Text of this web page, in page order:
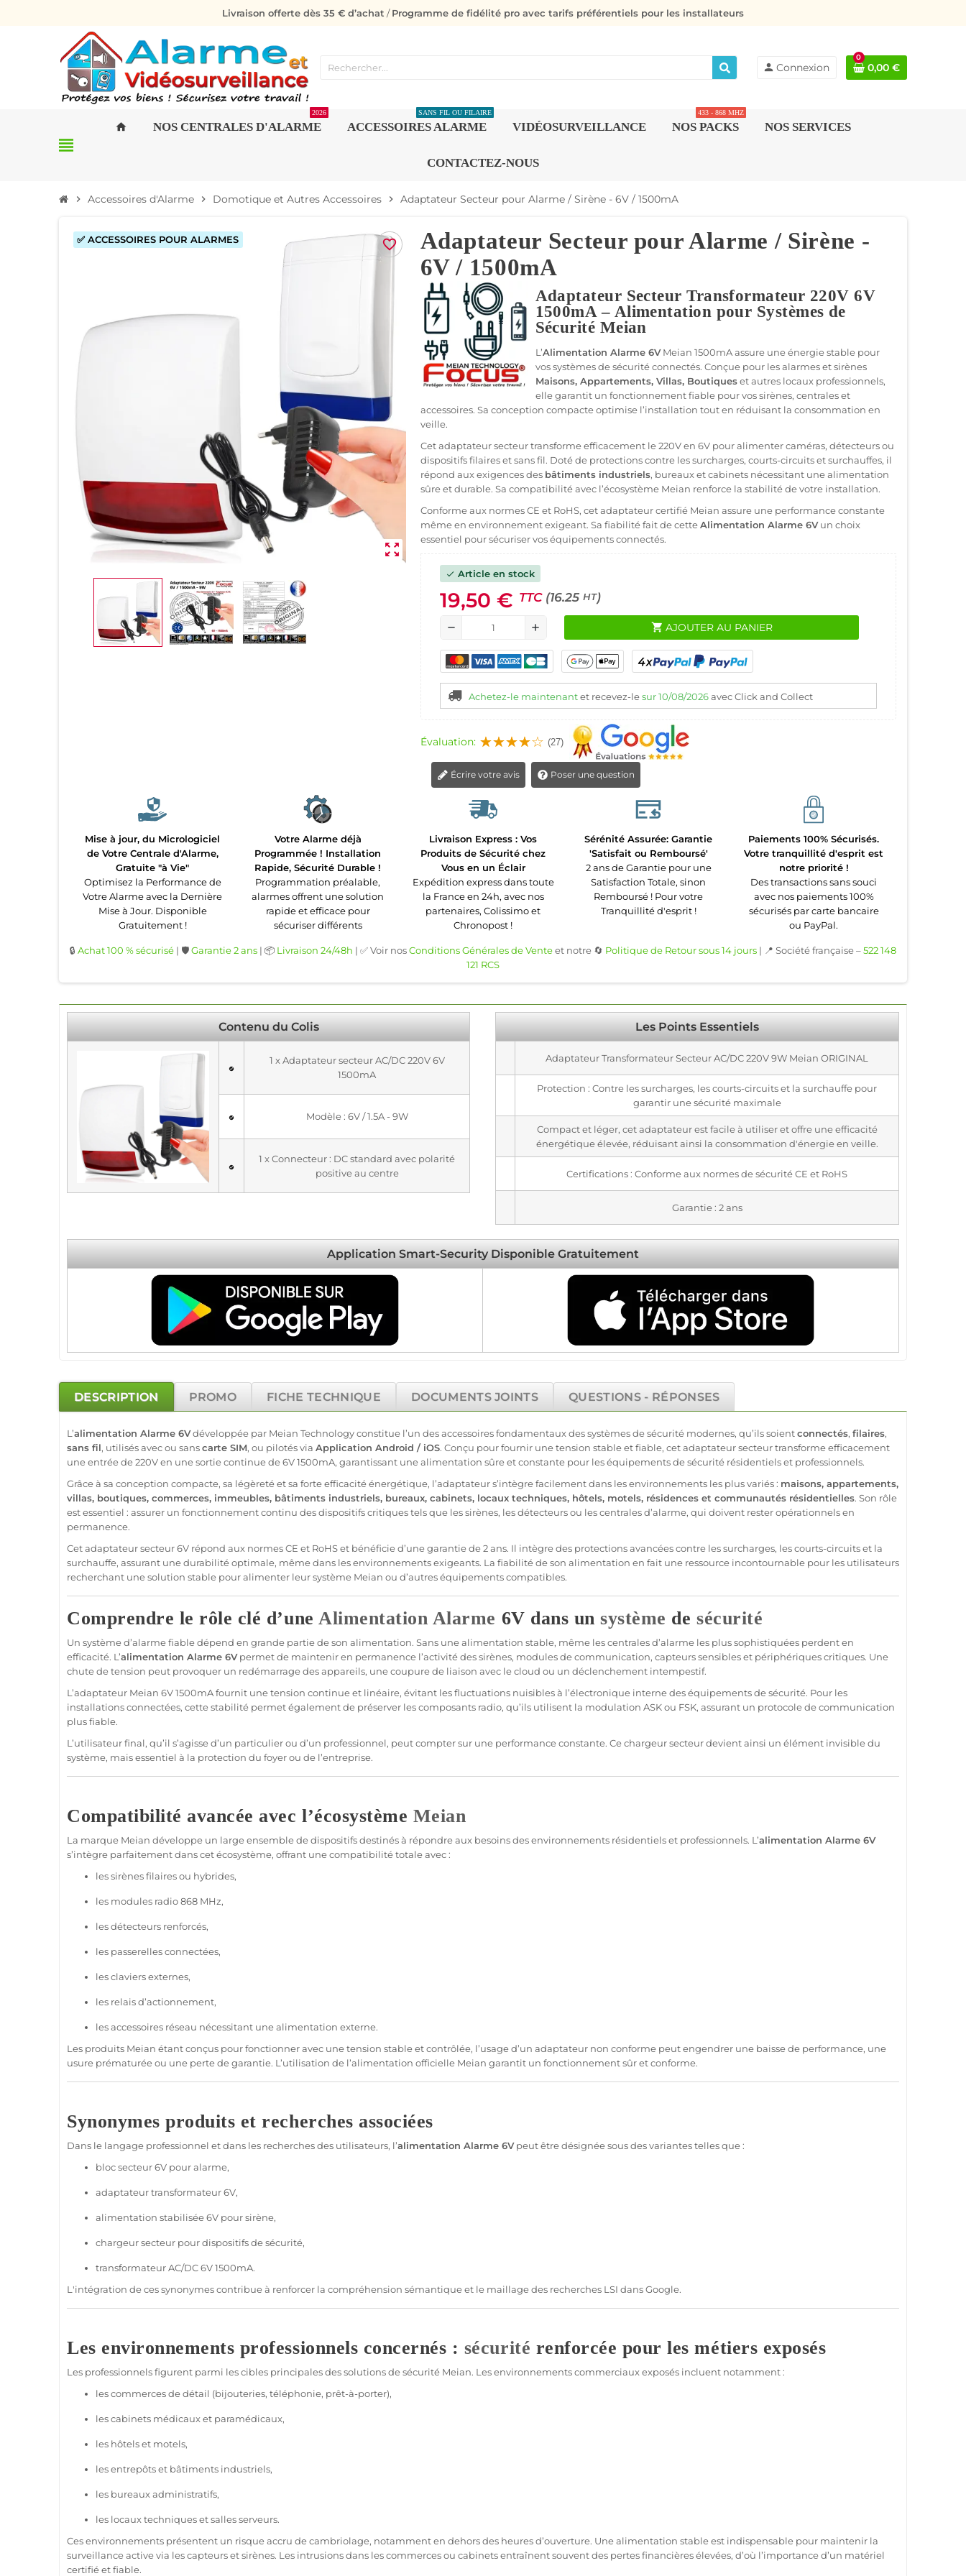
Livraison offerte dès 35 € d’achat /Programme de fidélité pro avec tarifs préférentiels pour les installateurs
person Connexion
0
0,00 €
view_headline
home NOS CENTRALES D'ALARME
2026
ACCESSOIRES ALARME
SANS FIL OU FILAIRE
VIDÉOSURVEILLANCE NOS PACKS
433 - 868 MHZ
NOS SERVICES
CONTACTEZ-NOUS
chevron_right Accessoires d'Alarme chevron_right Domotique et Autres Accessoires chevron_right Adaptateur Secteur pour Alarme / Sirène - 6V / 1500mA
favorite_border
zoom_out_map
✅ ACCESSOIRES POUR ALARMES
Adaptateur Secteur pour Alarme / Sirène -
6V / 1500mA
Adaptateur Secteur Transformateur 220V 6V
1500mA – Alimentation pour Systèmes de
Sécurité Meian
L’Alimentation Alarme 6VMeian 1500mA assure une énergie stable pour
vos systèmes de sécurité connectés. Conçue pour les alarmes et sirènes
Maisons, Appartements, Villas, Boutiqueset autres locaux professionnels,
elle garantit un fonctionnement fiable pour vos sirènes, centrales et
accessoires. Sa conception compacte optimise l’installation tout en réduisant la consommation en
veille.
Cet adaptateur secteur transforme efficacement le 220V en 6V pour alimenter caméras, détecteurs ou
dispositifs filaires et sans fil. Doté de protections contre les surcharges, courts-circuits et surchauffes, il
répond aux exigences des bâtiments industriels, bureaux et cabinets nécessitant une alimentation
sûre et durable. Sa compatibilité avec l’écosystème Meian renforce la stabilité de votre installation.
Conforme aux normes CE et RoHS, cet adaptateur certifié Meian assure une performance constante
même en environnement exigeant. Sa fiabilité fait de cetteAlimentation Alarme 6Vun choix
essentiel pour sécuriser vos équipements connectés.
check Article en stock
19,50 € TTC (16.25 HT)
remove add shopping_cart AJOUTER AU PANIER
Achetez-le maintenantet recevez-lesur 10/08/2026avec Click and Collect
Évaluation: (27)
Écrire votre avis Poser une question
Mise à jour, du Micrologiciel
de Votre Centrale d'Alarme,
Gratuite "à Vie"
Optimisez la Performance de
Votre Alarme avec la Dernière
Mise à Jour. Disponible
Gratuitement !
Votre Alarme déjà
Programmée ! Installation
Rapide, Sécurité Durable !
Programmation préalable,
alarmes offrent une solution
rapide et efficace pour
sécuriser différents
Livraison Express : Vos
Produits de Sécurité chez
Vous en un Éclair
Expédition express dans toute
la France en 24h, avec nos
partenaires, Colissimo et
Chronopost !
Sérénité Assurée: Garantie
'Satisfait ou Remboursé'
2 ans de Garantie pour une
Satisfaction Totale, sinon
Remboursé ! Pour votre
Tranquillité d'esprit !
Paiements 100% Sécurisés.
Votre tranquillité d'esprit est
notre priorité !
Des transactions sans souci
avec nos paiements 100%
sécurisés par carte bancaire
ou PayPal.
🔒 Achat 100 % sécurisé | 🛡️Garantie 2 ans | 📦 Livraison 24/48h | ✅ Voir nosConditions Générales de Venteet notre 🔄 Politique de Retour sous 14 jours | 📍 Société française –522 148
121 RCS
Contenu du Colis
1 x Adaptateur secteur AC/DC 220V 6V
1500mA
Modèle : 6V / 1.5A - 9W
1 x Connecteur : DC standard avec polarité
positive au centre
Les Points Essentiels
Adaptateur Transformateur Secteur AC/DC 220V 9W Meian ORIGINAL
Protection : Contre les surcharges, les courts-circuits et la surchauffe pour
garantir une sécurité maximale
Compact et léger, cet adaptateur est facile à utiliser et offre une efficacité
énergétique élevée, réduisant ainsi la consommation d'énergie en veille.
Certifications : Conforme aux normes de sécurité CE et RoHS
Garantie : 2 ans
Application Smart-Security Disponible Gratuitement
DESCRIPTION PROMO FICHE TECHNIQUE DOCUMENTS JOINTS QUESTIONS - RÉPONSES
L’alimentation Alarme 6Vdéveloppée par Meian Technologyconstitue l’un desaccessoiresfondamentaux des systèmes desécurité modernes, qu’ils soientconnectés, filaires,
sans fil, utilisés avec ou sanscarte SIM, ou pilotés via Application Android / iOS. Conçu pour fournir une tension stable etfiable, cetadaptateursecteur transforme efficacement
une entrée de 220V en unesortiecontinue de 6V 1500mA, garantissant unealimentation sûre et constante pour les équipements desécurité résidentiels et professionnels.
Grâce à sa conception compacte, sa légèreté et sa forte efficacité énergétique, l’adaptateurs’intègre facilement dans les environnements les plus variés : maisons, appartements,
villas, boutiques, commerces, immeubles, bâtiments industriels, bureaux, cabinets, locaux techniques, hôtels, motels, résidences et communautés résidentielles. Son rôle
est essentiel : assurer un fonctionnement continu des dispositifs critiques tels que les sirènes, les détecteurs ou les centrales d’alarme, qui doivent rester opérationnels en
permanence.
Cetadaptateursecteur 6V répond aux normes CE et RoHS et bénéficie d’une garantie de 2 ans. Il intègre des protections avancées contre les surcharges, les courts-circuits et la
surchauffe, assurant une durabilité optimale, même dans les environnements exigeants. La fiabilité de son alimentation en fait une ressource incontournable pour les utilisateurs
recherchant une solution stable pour alimenter leursystème Meian ou d’autres équipementscompatibles.
Comprendre le rôle clé d’uneAlimentation Alarme 6V dans unsystème de sécurité
Un systèmed’alarmefiabledépend en grande partie de son alimentation. Sans unealimentation stable, même les centrales d’alarme les plus sophistiquées perdent en
efficacité. L’alimentation Alarme 6Vpermet de maintenir en permanence l’activité des sirènes, modules de communication, capteurs sensibles et périphériques critiques. Une
chute de tension peut provoquer un redémarrage des appareils, une coupure de liaison avec le cloud ou un déclenchement intempestif.
L’adaptateur Meian 6V 1500mA fournit une tension continue et linéaire, évitant les fluctuations nuisibles à l’électronique interne des équipements desécurité. Pour les
installations connectées, cette stabilité permet également de préserver les composants radio, qu’ils utilisent la modulation ASKou FSK, assurant un protocolede communication
plusfiable.
L’utilisateur final, qu’il s’agisse d’un particulier ou d’un professionnel, peut compter sur une performance constante. Cechargeursecteur devient ainsi un élément invisible du
système, mais essentiel à la protection du foyer ou de l’entreprise.
Compatibilité avancée avec l’écosystème Meian
La marque Meian développe un large ensemble de dispositifs destinés à répondre aux besoins des environnements résidentiels et professionnels. L’alimentation Alarme 6V
s’intègre parfaitement dans cet écosystème, offrant une compatibilité totale avec :
les sirènes filaires ou hybrides,
les modules radio868 MHz,
les détecteurs renforcés,
les passerelles connectées,
les claviers externes,
les relaisd’actionnement,
lesaccessoires réseau nécessitant unealimentation externe.
Les produits Meian étant conçus pour fonctionner avec une tension stable et contrôlée, l’usage d’un adaptateur non conforme peut engendrer une baisse de performance, une
usure prématurée ou une perte de garantie. L’utilisation de l’alimentation officielle Meian garantit un fonctionnement sûr et conforme.
Synonymes produits et recherches associées
Dans le langage professionnel et dans les recherches des utilisateurs, l’alimentation Alarme 6Vpeut être désignée sous des variantes telles que :
bloc secteur 6V pouralarme,
adaptateurtransformateur 6V,
alimentation stabilisée 6V poursirène,
chargeursecteur pour dispositifs desécurité,
transformateur AC/DC 6V 1500mA.
L'intégration de ces synonymes contribue à renforcer la compréhension sémantique et le maillage des recherches LSI dans Google.
Les environnements professionnels concernés : sécurité renforcée pour les métiers exposés
Les professionnels figurent parmi les cibles principales des solutions desécurité Meian. Les environnements commerciaux exposés incluent notamment :
lescommercesde détail (bijouteries, téléphonie, prêt-à-porter),
lescabinets médicaux et paramédicaux,
les hôtelset motels,
les entrepôts et bâtiments industriels,
les bureauxadministratifs,
les locaux techniqueset salles serveurs.
Ces environnements présentent un risque accru de cambriolage, notamment en dehors des heures d’ouverture. Unealimentation stable est indispensable pour maintenir la
surveillanceactive via les capteurs et sirènes. Les intrusions dans lescommercesou cabinetsentraînent souvent des pertes financières élevées, d’où l’importance d’un matériel
certifié etfiable.